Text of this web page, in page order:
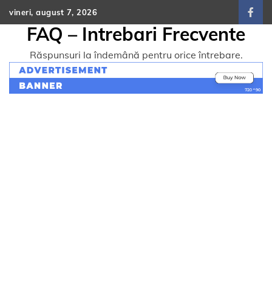
Skip
to
content
vineri, august 7, 2026
FAQ – Intrebari Frecvente
Răspunsuri la îndemână pentru orice întrebare.